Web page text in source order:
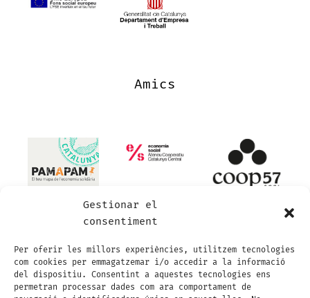
Gestionar el
consentiment
Per oferir les millors experiències, utilitzem tecnologies
com cookies per emmagatzemar i/o accedir a la informació
del dispositiu. Consentint a aquestes tecnologies ens
permetran processar dades com ara comportament de
Amics